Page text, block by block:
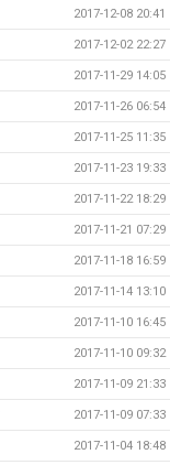
2017-12-08 20:41
2017-12-02 22:27
2017-11-29 14:05
2017-11-26 06:54
2017-11-25 11:35
2017-11-23 19:33
2017-11-22 18:29
2017-11-21 07:29
2017-11-18 16:59
2017-11-14 13:10
2017-11-10 16:45
2017-11-10 09:32
2017-11-09 21:33
2017-11-09 07:33
2017-11-04 18:48